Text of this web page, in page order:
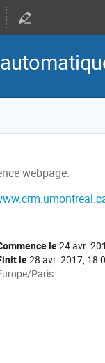
webpage:
Heure
le24 avr.
le28 avr. 2017,
Paris